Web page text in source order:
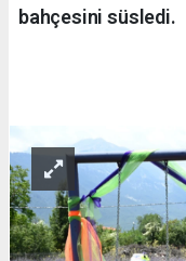
bahçesini süsledi.